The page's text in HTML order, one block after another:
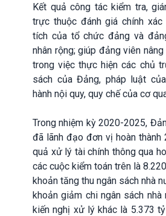
Kết quả công tác kiểm tra,
trực thuộc đánh giá chính
tích của tổ chức đảng và
nhân rộng; giúp đảng viên
trong việc thực hiện các chủ
sách của Đảng, pháp luật
hành nội quy, quy chế của cơ
Trong nhiệm kỳ 2020-2025,
đã lãnh đạo đơn vị hoàn thành
quả xử lý tài chính thông qua
các cuộc kiểm toán trên là
khoản tăng thu ngân sách nhà
khoản giảm chi ngân sách
kiến nghị xử lý khác là 5.373